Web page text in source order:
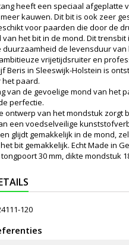
heeft een speciaal afgeplatte
kauwen. Dit bit is ook zeer
voor paarden die door de
het bit in de mond. Dit
de levensduur van
vrijetijdsruiter en
Beris in Sleeswijk-Holstein is
het paard.
van de gevoelige mond van het
perfectie.
ontwerp van het mondstuk zorgt
een voedselveilige
glijdt gemakkelijk in de mond,
bit gemakkelijk. Echt Made in
30 mm, dikte mondstuk
120